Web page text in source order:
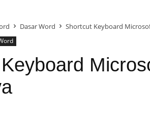
Dasar Word Shortcut Keyboard